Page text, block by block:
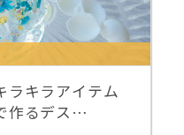
キラアイテム
作るデス…